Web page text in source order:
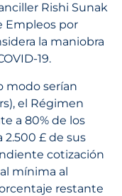
Rishi Sunak
Empleos por
la maniobra
19.
modo serían
el Régimen
a 80% de los
2.500 £ de sus
cotización
mínima al
restante